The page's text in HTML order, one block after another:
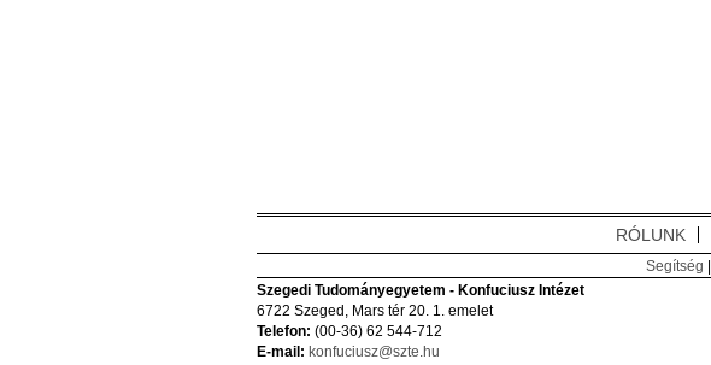
RÓLUNK
Segítség |
Szegedi Tudományegyetem - Konfuciusz Intézet
6722 Szeged, Mars tér 20. 1. emelet
Telefon: (00-36) 62 544-712
E-mail: konfuciusz@szte.hu